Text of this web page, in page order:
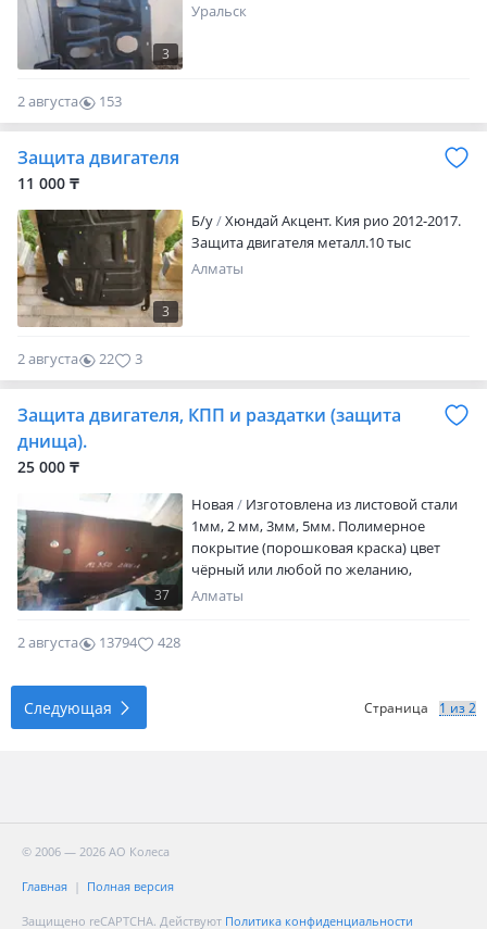
3
Уральск
2 августа
153
0
Защита двигателя
11 000 ₸
3
Б/у
Хюндай Акцент. Кия рио 2012-2017.
Защита двигателя металл.10 тыс
Алматы
2 августа 22 3
Защита двигателя, КПП и раздатки (защита
днища).
25 000 ₸
37
Новая
Изготовлена из листовой стали
1мм, 2 мм, 3мм, 5мм. Полимерное
покрытие (порошковая краска) цвет
чёрный или любой по желанию,
установка. Защита топливных баков.
(или её отсутствие), лючки. Можно из
другого металла, но дороже
Алматы
2 августа 13794 428
Следующая Страница
© 2006 — 2026 АО Колеса
Главная Полная версия
Защищено reCAPTCHA. Действуют Политика конфиденциальности